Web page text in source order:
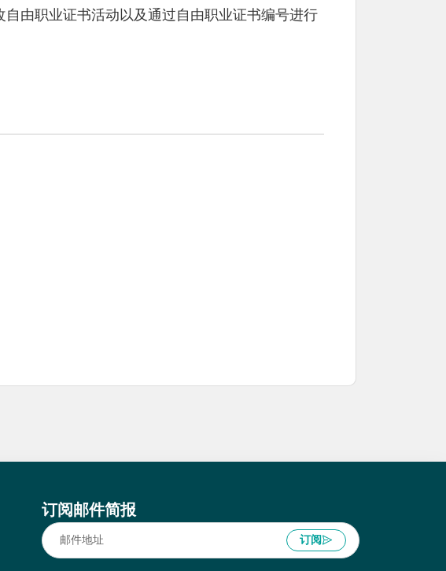
由职业证书活动以及通过自由职业证书编号进行
订阅邮件简报
订阅